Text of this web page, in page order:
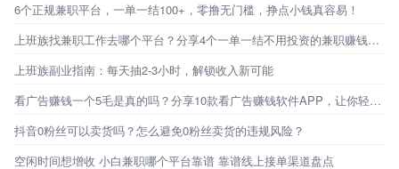
6个正规兼职平台，一单一结100+，零撸无门槛，挣点小钱真容易！
上班族找兼职工作去哪个平台？分享4个一单一结不用投资的兼职赚钱平台
上班族副业指南：每天抽2-3小时，解锁收入新可能
看广告赚钱一个5毛是真的吗？分享10款看广告赚钱软件APP，让你轻松赚钱
抖音0粉丝可以卖货吗？怎么避免0粉丝卖货的违规风险？
空闲时间想增收 小白兼职哪个平台靠谱 靠谱线上接单渠道盘点